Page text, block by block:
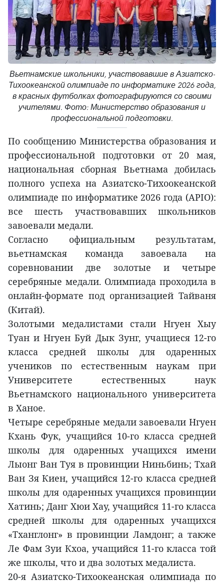
Вьетнамские школьники, участвовавшие в Азиатско-
Тихоокеанской олимпиаде по информатике 2026 года,
в красных футболках фотографируются со своими
учителями. Фото: Министерство образования и
профессиональной подготовки.
По сообщению Министерства образования и
профессиональной подготовки от 20 мая,
национальная сборная Вьетнама добилась
полного успеха на Азиатско-Тихоокеанской
олимпиаде по информатике 2026 года (APIO):
все шесть участвовавших школьников
завоевали медали.
Согласно официальным результатам,
вьетнамская команда завоевала на
соревновании две золотые и четыре
серебряные медали. Олимпиада проходила в
онлайн-формате под организацией Тайваня
(Китай).
Золотыми медалистами стали Нгуен Хыу
Туан и Нгуен Буй Дык Зунг, учащиеся 12-го
класса средней школы для одаренных
учеников по естественным наукам при
Университете естественных наук
Вьетнамского национального университета
в Ханое.
Четыре серебряные медали завоевали Нгуен
Кхань Фук, учащийся 10-го класса средней
школы для одаренных учащихся имени
Лыонг Ван Туя в провинции Ниньбинь; Тхай
Ван Зя Киен, учащийся 12-го класса средней
школы для одаренных учащихся провинции
Хатинь; Данг Хюи Хау, учащийся 11-го класса
средней школы для одаренных учащихся
«Тханглонг» в провинции Ламдонг; а также
Ле Фам Зуи Кхоа, учащийся 11-го класса той
же школы, что и два золотых медалиста.
20-я Азиатско-Тихоокеанская олимпиада по